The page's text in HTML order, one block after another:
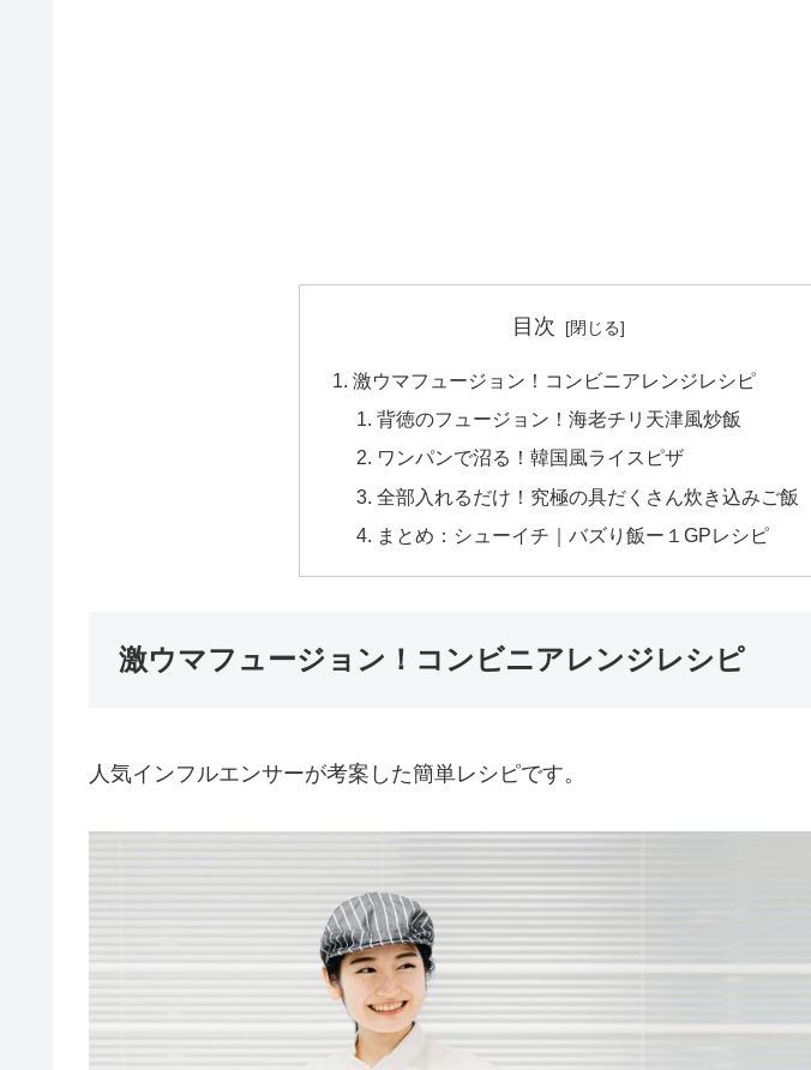
目次
激ウマフュージョン！コンビニアレンジレシピ
背徳のフュージョン！海老チリ天津風炒飯
ワンパンで沼る！韓国風ライスピザ
全部入れるだけ！究極の具だくさん炊き込みご飯
まとめ：シューイチ｜バズり飯ー１GPレシピ
激ウマフュージョン！コンビニアレンジレシピ
人気インフルエンサーが考案した簡単レシピです。